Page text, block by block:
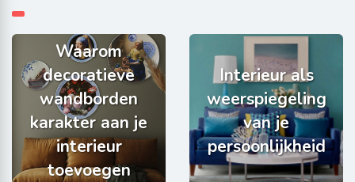
Waarom
decoratieve
wandborden
karakter aan je
interieur
toevoegen
Interieur als
weerspiegeling
van je
persoonlijkheid